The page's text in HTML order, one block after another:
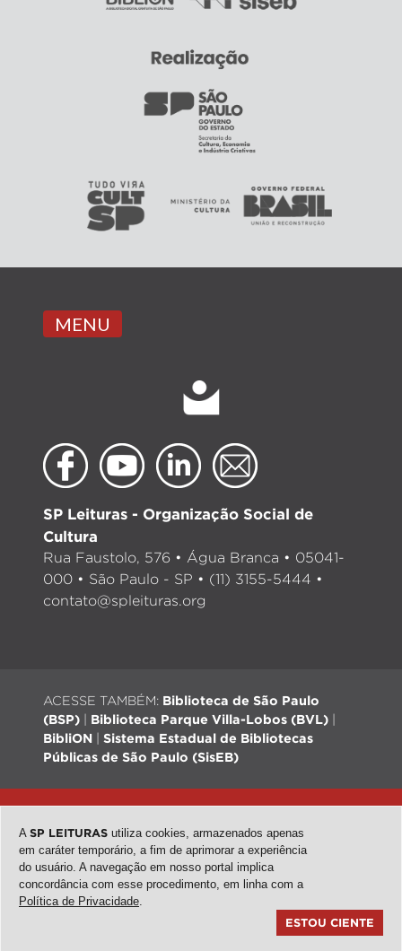
MENU
SP Leituras - Organização Social de
Cultura
Rua Faustolo, 576 • Água Branca • 05041-
000 • São Paulo - SP • (11) 3155-5444 •
contato@spleituras.org
ACESSE TAMBÉM: Biblioteca de São Paulo
(BSP)
Biblioteca Parque Villa-Lobos (BVL)
BibliON
Sistema Estadual de Bibliotecas
Públicas de São Paulo (SisEB)
QubeDesign
| Arte: Passarim db
topo
A SP LEITURAS utiliza cookies, armazenados apenas
em caráter temporário, a fim de aprimorar a experiência
do usuário. A navegação em nosso portal implica
concordância com esse procedimento, em linha com a
Política de Privacidade.
ESTOU CIENTE